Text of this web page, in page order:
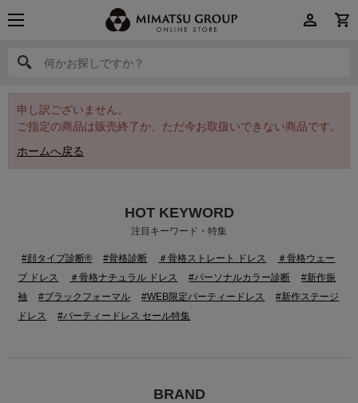
何かお探しですか？
何かお探しですか？
申し訳ございません。
ご指定の商品は販売終了か、ただ今お取扱いできない商品です。
ホームへ戻る
HOT KEYWORD
注目キーワード・特集
#顔タイプ診断® #骨格診断 ＃骨格ストレート ドレス
＃骨格ウェー
ブ ドレス
＃骨格ナチュラル ドレス #パーソナルカラー診断
#新作振
袖
#ブラックフォーマル #WEB限定パーティードレス
#新作ステージ
ドレス
#パーティードレス セール特集
BRAND